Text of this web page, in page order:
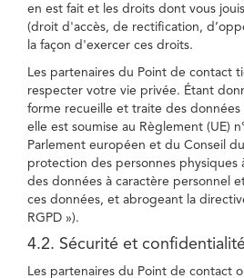
en est fait et les droits dont vous
(droit d'accès, de rectification,
la façon d'exercer ces droits.
Les partenaires du Point de contact
respecter votre vie privée. Étant
forme recueille et traite des données
elle est soumise au Règlement (UE)
Parlement européen et du Conseil
protection des personnes physiques
des données à caractère personnel
ces données, et abrogeant la
RGPD »).
4.2. Sécurité et
Les partenaires du Point de contact